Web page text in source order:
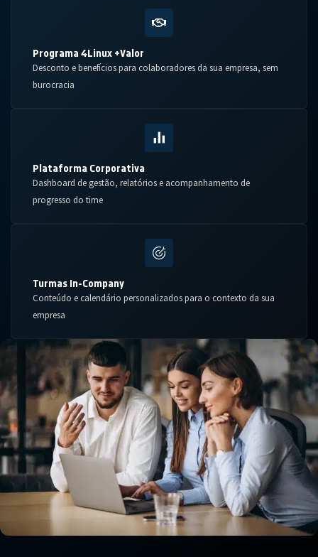
Programa 4Linux +Valor
Desconto e benefícios para colaboradores da sua empresa, sem
burocracia
Plataforma Corporativa
Dashboard de gestão, relatórios e acompanhamento de
progresso do time
Turmas In-Company
Conteúdo e calendário personalizados para o contexto da sua
empresa